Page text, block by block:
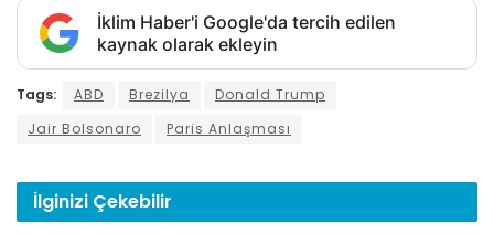
İklim Haber'i Google'da tercih edilen
kaynak olarak ekleyin
Tags: ABD Brezilya
Donald Trump
Jair Bolsonaro
Paris Anlaşması
İlginizi Çekebilir